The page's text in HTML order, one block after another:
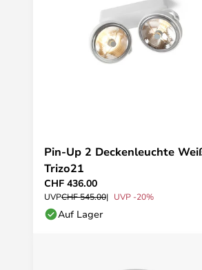
Pin-Up 2 Deckenleuchte
Trizo21
CHF 436.00
UVPCHF 545.00 UVP -20%
Auf Lager